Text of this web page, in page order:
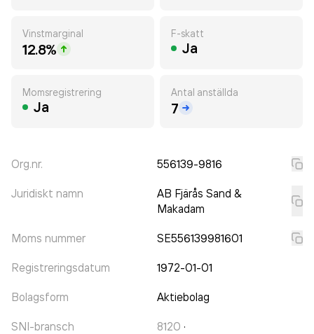
Vinstmarginal
12.8%
F-skatt
Ja
Momsregistrering
Ja
Antal anställda
7
Org.nr. 556139-9816
Juridiskt namn
AB Fjärås Sand &
Makadam
Moms nummer SE556139981601
Registreringsdatum 1972-01-01
Bolagsform Aktiebolag
SNI-bransch 8120 ·